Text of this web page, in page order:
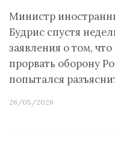
Министр
Будрис спустя
заявления о том,
прорвать оборону
попытался
26/05/2026